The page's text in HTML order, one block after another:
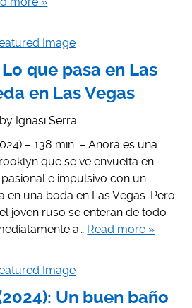
que pasa en Las
en Las Vegas
by Ignasi Serra
– 138 min. – Anora es una
que se ve envuelta en
e impulsivo con un
en una boda en Las Vegas. Pero
joven ruso se enteran de todo
a… Read more »
Un buen baño